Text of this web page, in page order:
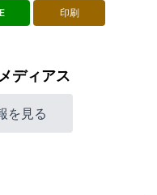
印刷
ディアス
を見る